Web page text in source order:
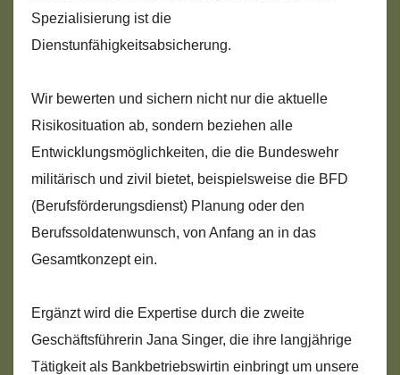
Spezialisierung ist die
Dienstunfähigkeitsabsicherung.
Wir bewerten und sichern nicht nur die aktuelle
Risikosituation ab, sondern beziehen alle
Entwicklungsmöglichkeiten, die die Bundeswehr
militärisch und zivil bietet, beispielsweise die BFD
(Berufsförderungsdienst) Planung oder den
Berufssoldatenwunsch, von Anfang an in das
Gesamtkonzept ein.
Ergänzt wird die Expertise durch die zweite
Geschäftsführerin Jana Singer, die ihre langjährige
Tätigkeit als Bankbetriebswirtin einbringt um unsere